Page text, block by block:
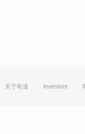
关于有道 Investors